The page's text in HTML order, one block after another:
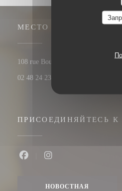
МЕСТО
108 rue Bourbonnoux - vieux
02 48 24 23 59
ПРИСОЕДИНЯЙТЕСЬ К
НОВОСТНАЯ